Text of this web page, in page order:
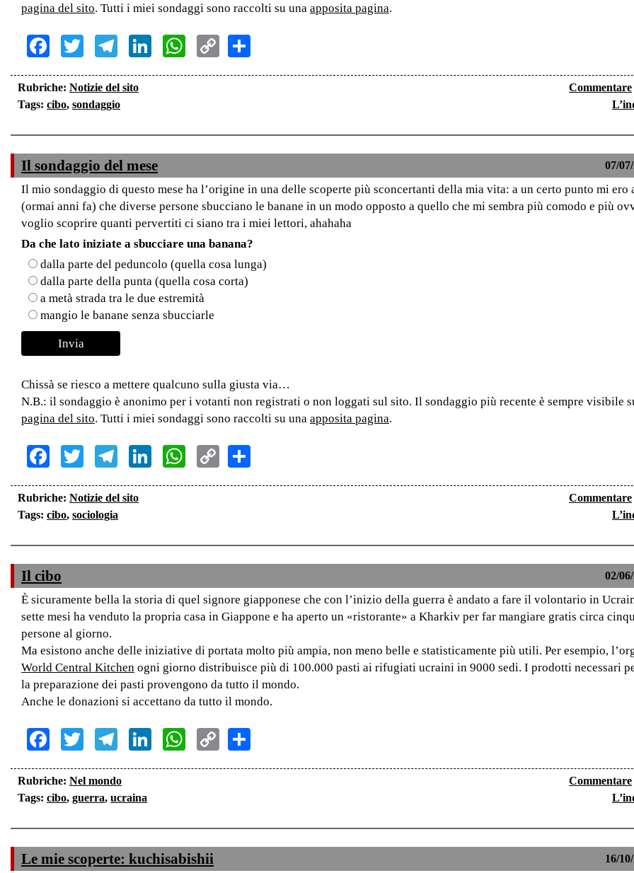
pagina del sito. Tutti i miei sondaggi sono raccolti su una apposita pagina.
Facebook
TwitterTelegram
LinkedInWhatsApp
Copy
Link
Rubriche: Notizie del sito
Tags: cibo, sondaggio
Commentare
Il sondaggio del mese 07/
Il mio sondaggio di questo mese ha l’origine in una delle scoperte più sconcertanti della mia vita: a un certo punto mi ero
(ormai anni fa) che diverse persone sbucciano le banane in un modo opposto a quello che mi sembra più comodo e più
voglio scoprire quanti pervertiti ci siano tra i miei lettori, ahahaha
Da che lato iniziate a sbucciare una banana?
dalla parte del peduncolo (quella cosa lunga)
dalla parte della punta (quella cosa corta)
a metà strada tra le due estremità
mangio le banane senza sbucciarle
Chissà se riesco a mettere qualcuno sulla giusta via…
N.B.: il sondaggio è anonimo per i votanti non registrati o non loggati sul sito. Il sondaggio più recente è sempre visibile
pagina del sito. Tutti i miei sondaggi sono raccolti su una apposita pagina.
Facebook
TwitterTelegram
LinkedInWhatsApp
Copy
Link
Rubriche: Notizie del sito
Tags: cibo, sociologia
Commentare
Il cibo 02/
È sicuramente bella la storia di quel signore giapponese che con l’inizio della guerra è andato a fare il volontario in
sette mesi ha venduto la propria casa in Giappone e ha aperto un «ristorante» a Kharkiv per far mangiare gratis circa
persone al giorno.
Ma esistono anche delle iniziative di portata molto più ampia, non meno belle e statisticamente più utili. Per esempio,
World Central Kitchen ogni giorno distribuisce più di 100.000 pasti ai rifugiati ucraini in 9000 sedi. I prodotti necessari
la preparazione dei pasti provengono da tutto il mondo.
Anche le donazioni si accettano da tutto il mondo.
Facebook
TwitterTelegram
LinkedInWhatsApp
Copy
Link
Rubriche: Nel mondo
Tags: cibo, guerra, ucraina
Commentare
Le mie scoperte: kuchisabishii 16/